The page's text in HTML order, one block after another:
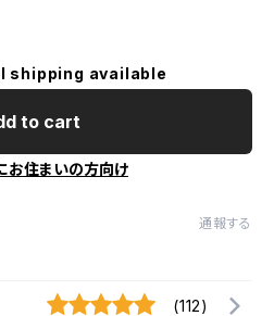
shipping available
to cart
お住まいの方向け
通報する
(112)